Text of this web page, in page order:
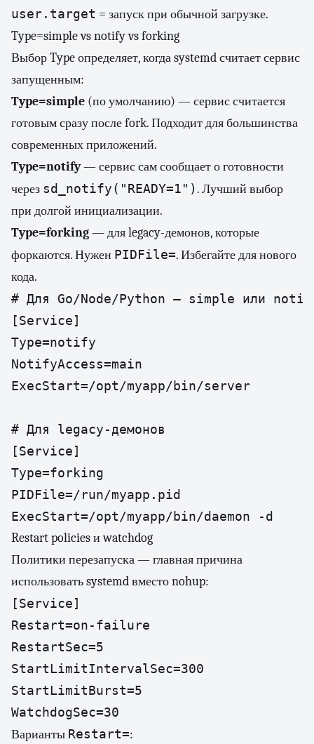
user.target = запуск при обычной загрузке.
Type=simple vs notify vs forking
Выбор Type определяет, когда systemd считает сервис
запущенным:
Type=simple (по умолчанию) — сервис считается
готовым сразу после fork. Подходит для большинства
современных приложений.
Type=notify— сервис сам сообщает о готовности
через sd_notify("READY=1") . Лучший выбор
при долгой инициализации.
Type=forking— для legacy-демонов, которые
форкаются. Нужен PIDFile=. Избегайте для нового
кода.
# Для Go/Node/Python — simple или
[Service]
Type=notify
NotifyAccess=main
ExecStart=/opt/myapp/bin/server
# Для legacy-демонов
[Service]
Type=forking
PIDFile=/run/myapp.pid
ExecStart=/opt/myapp/bin/daemon -d
Restart policies и watchdog
Политики перезапуска — главная причина
использовать systemd вместо nohup:
[Service]
Restart=on-failure
RestartSec=5
StartLimitIntervalSec=300
StartLimitBurst=5
WatchdogSec=30
Варианты Restart=: